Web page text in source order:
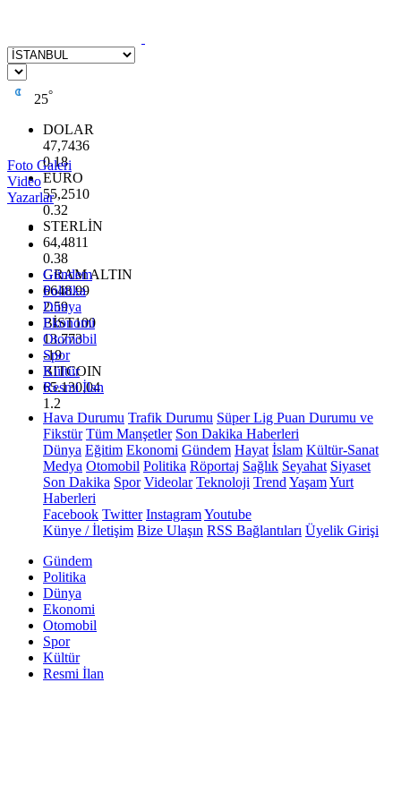
25°
DOLAR
47,7436
0.18
EURO
55,2510
0.32
STERLİN
64,4811
0.38
GRAM ALTIN
6648.99
2.59
BİST100
13.773
-19
BITCOIN
65.130,04
1.2
Foto Galeri
Video
Yazarlar
Gündem
Politika
Dünya
Ekonomi
Otomobil
Spor
Kültür
Resmi İlan
Hava Durumu Trafik Durumu Süper Lig Puan Durumu ve
Fikstür Tüm Manşetler Son Dakika Haberleri
Dünya Eğitim Ekonomi Gündem Hayat İslam Kültür-Sanat
Medya Otomobil Politika Röportaj Sağlık Seyahat Siyaset
Son Dakika Spor Videolar Teknoloji Trend YaşamYurt
Haberleri
Facebook Twitter InstagramYoutube
Künye / İletişim Bize Ulaşın RSS Bağlantıları Üyelik Girişi
Gündem
Politika
Dünya
Ekonomi
Otomobil
Spor
Kültür
Resmi İlan